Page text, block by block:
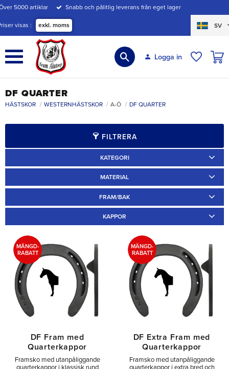
Meny
5000 artiklar Snabb och pålitlig leverans från eget lager
visas exkl. moms SV
Logga in
DF QUARTER
HÄSTSKOR WESTERNHÄSTSKOR A-Ö DF QUARTER
FILTRERA
KATEGORI
MATERIAL
FRAM/BAK
KAPPOR
DF Fram med
Quarterkappor
Framsko med utanpåliggande
quarterkappor i klassisk rund
MÄNGD-
RABATT
DF Extra Fram med
Quarterkappor
Framsko med utanpåliggande
quarterkappor i extra bred och
MÄNGD-
RABATT